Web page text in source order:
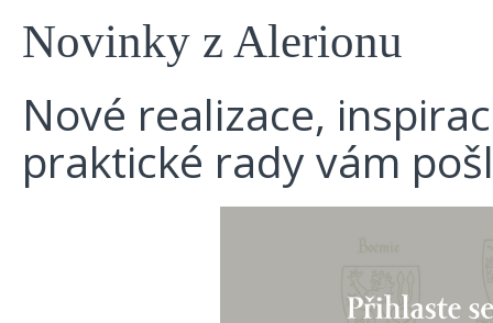
Novinky z Alerionu
Nové realizace,
praktické rady vám